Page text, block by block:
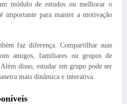
módulo de estudos ou melhorar o
importante para manter a motivação
faz diferença. Compartilhar suas
amigos, familiares ou grupos de
disso, estudar em grupo pode ser
mais dinâmica e interativa.